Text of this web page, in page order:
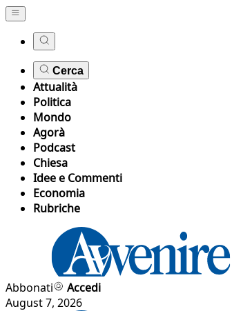
Cerca
Attualità
Politica
Mondo
Agorà
Podcast
Chiesa
Idee e Commenti
Economia
Rubriche
Abbonati
Accedi
August 7, 2026